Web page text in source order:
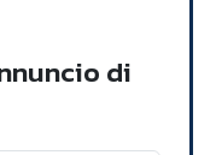
di